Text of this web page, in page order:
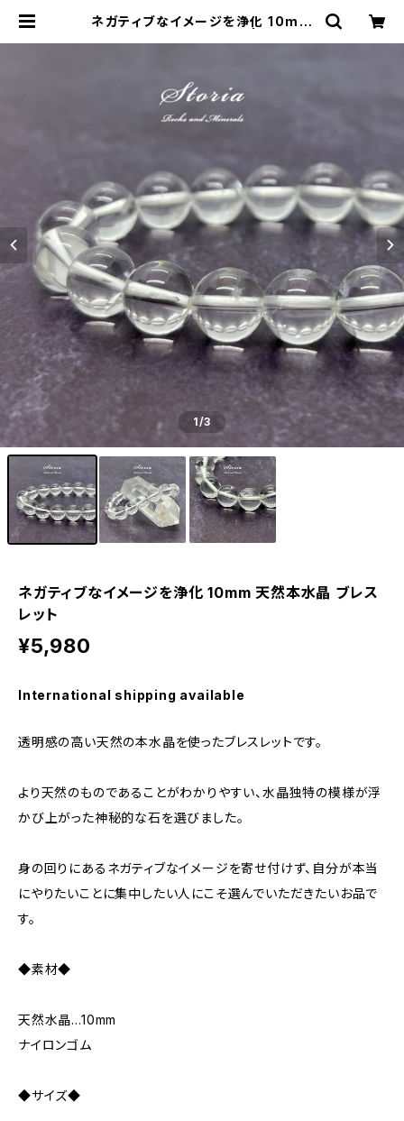
ネガティブなイメージを浄化 10mm
1/3
ネガティブなイメージを浄化 10mm 天然本水晶 ブレス
レット
¥5,980
International shipping available
透明感の高い天然の本水晶を使ったブレスレットです。
より天然のものであることがわかりやすい、水晶独特の模様が浮
かび上がった神秘的な石を選びました。
身の回りにあるネガティブなイメージを寄せ付けず、自分が本当
にやりたいことに集中したい人にこそ選んでいただきたいお品で
す。
◆素材◆
天然水晶…10mm
ナイロンゴム
◆サイズ◆